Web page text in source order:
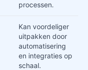
processen.
Kan voordeliger
uitpakken door
automatisering
en integraties op
schaal.